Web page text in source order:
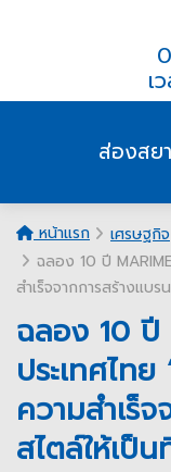
เ
ส่องสย
หน้าแรก
เศรษฐกิจ
ฉลอง 10 ปี
สำเร็จจากการสร้างแบ
ฉลอง 10 ปี
ประเทศไท
ความสำเร็
สไตล์ให้เป็